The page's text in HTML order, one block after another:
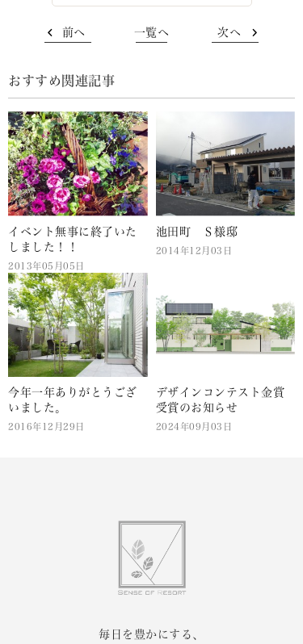
前へ 一覧へ 次へ
おすすめ関連記事
イベント無事に終了いた
しました！！
2013年05月05日
池田町 Ｓ様邸
2014年12月03日
今年一年ありがとうござ
いました。
2016年12月29日
デザインコンテスト金賞
受賞のお知らせ
2024年09月03日
毎日を豊かにする、